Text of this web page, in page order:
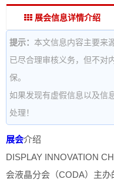
展会信息详情介绍
提示： 本文信息内容主要来
已尽合理审核义务，但不对
保。
如果发现有虚假信息以及信
处理！
展会介绍
DISPLAY INNOVATION
会液晶分会（CODA）主